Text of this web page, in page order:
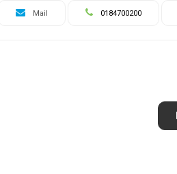
Mail 0184700200